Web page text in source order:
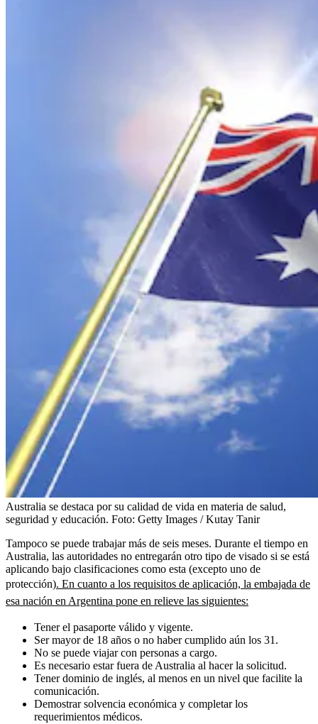
Australia se destaca por su calidad de vida en materia de salud,
seguridad y educación. Foto: Getty Images / Kutay Tanir
Tampoco se puede trabajar más de seis meses. Durante el tiempo en
Australia, las autoridades no entregarán otro tipo de visado si se está
aplicando bajo clasificaciones como esta (excepto uno de
protección). En cuanto a los requisitos de aplicación, la embajada de
esa nación en Argentina pone en relieve las siguientes:
Tener el pasaporte válido y vigente.
Ser mayor de 18 años o no haber cumplido aún los 31.
No se puede viajar con personas a cargo.
Es necesario estar fuera de Australia al hacer la solicitud.
Tener dominio de inglés, al menos en un nivel que facilite la
comunicación.
Demostrar solvencia económica y completar los
requerimientos médicos.